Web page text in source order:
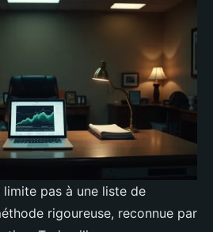
limite pas à une liste de
rigoureuse, reconnue par